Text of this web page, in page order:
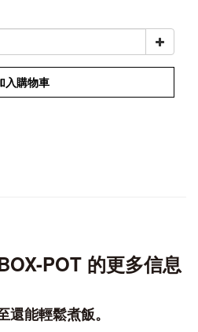
入購物車
POT 的更多信息
能輕鬆煮飯。